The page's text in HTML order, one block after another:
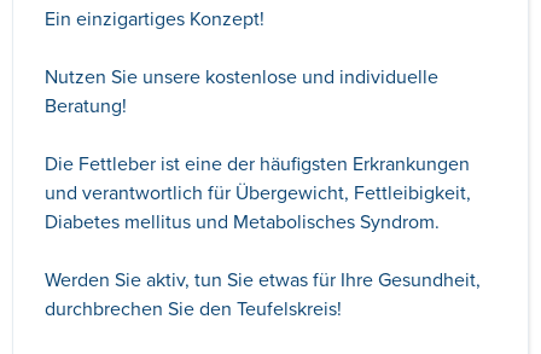
Ein einzigartiges Konzept!
Nutzen Sie unsere kostenlose und individuelle
Beratung!
Die Fettleber ist eine der häufigsten Erkrankungen
und verantwortlich für Übergewicht, Fettleibigkeit,
Diabetes mellitus und Metabolisches Syndrom.
Werden Sie aktiv, tun Sie etwas für Ihre Gesundheit,
durchbrechen Sie den Teufelskreis!